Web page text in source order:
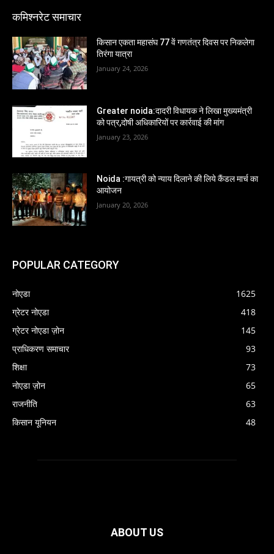
कमिश्नरेट समाचार
किसान एकता महासंघ 77 वें गणतंत्र दिवस पर निकलेगा
तिरंगा यात्रा
January 24, 2026
Greater noida:दादरी विधायक ने लिखा मुख्यमंत्री
को पत्र,दोषी अधिकारियों पर कार्रवाई की मांग
January 23, 2026
Noida :गायत्री को न्याय दिलाने की लिये कैंडल मार्च का
आयोजन
January 20, 2026
POPULAR CATEGORY
नोएडा
1625
ग्रेटर नोएडा
418
ग्रेटर नोएडा ज़ोन
145
प्राधिकरण समाचार
93
शिक्षा
73
नोएडा ज़ोन
65
राजनीति
63
किसान यूनियन
48
ABOUT US